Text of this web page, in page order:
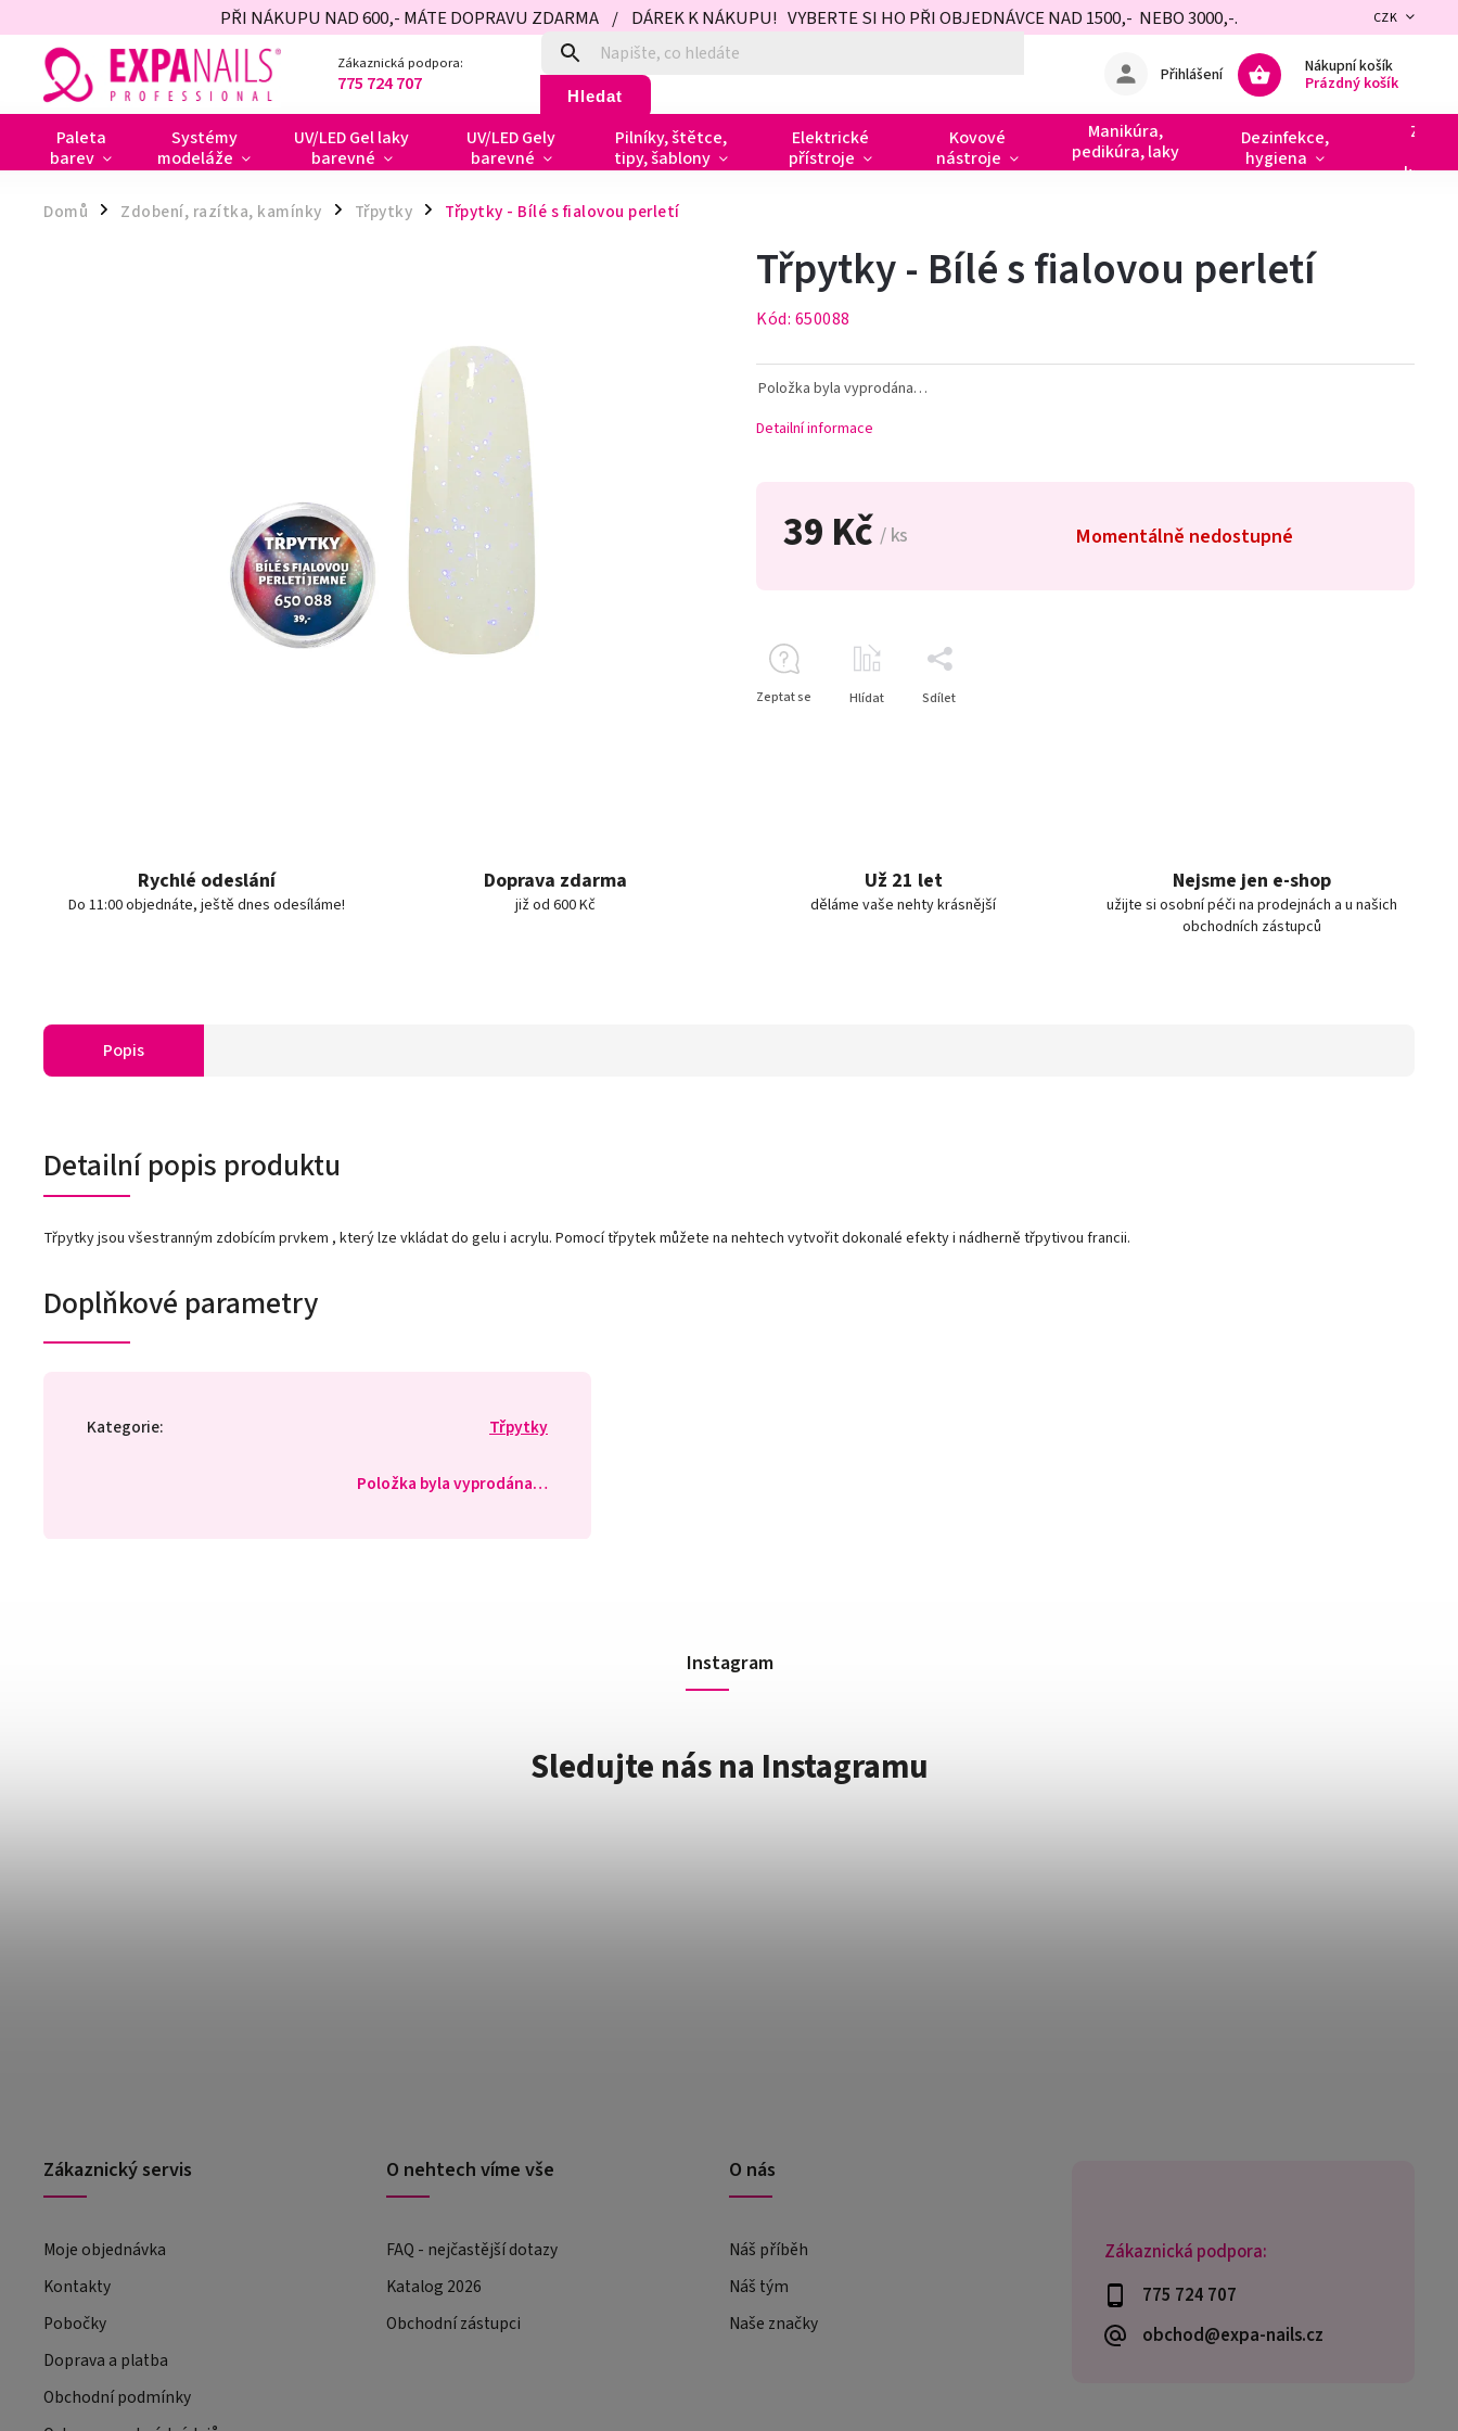
PŘI NÁKUPU NAD 600,- MÁTE DOPRAVU ZDARMA / DÁREK K NÁKUPU! VYBERTE SI HO PŘI OBJEDNÁVCE NAD 1500,- NEBO 3000,-. CZK
Zákaznická podpora:
775 724 707 Hledat
Nákupní košík
Prázdný košík
Přihlášení
Paleta
barev
Systémy
modeláže
UV/LED Gel laky
barevné
UV/LED Gely
barevné
Pilníky, štětce,
tipy, šablony
Elektrické
přístroje
Kovové
nástroje
Manikúra,
pedikúra, laky
Dezinfekce,
hygiena
Domů / Zdobení, razítka, kamínky / Třpytky / Třpytky - Bílé s fialovou perletí
39 Kč/ ks Momentálně nedostupné
Třpytky - Bílé s fialovou perletí
Kód: 650088
Položka byla vyprodána…
Detailní informace
Zeptat se Hlídat Sdílet
Rychlé odeslání
Do 11:00 objednáte, ještě dnes odesíláme!
Doprava zdarma
již od 600 Kč
Už 21 let
děláme vaše nehty krásnější
Nejsme jen e-shop
užijte si osobní péči na prodejnách a u našich
obchodních zástupců
Popis
Detailní popis produktu
Třpytky jsou všestranným zdobícím prvkem , který lze vkládat do gelu i acrylu. Pomocí třpytek můžete na nehtech vytvořit dokonalé efekty i nádherně třpytivou francii.
Doplňkové parametry
Kategorie: Třpytky
Položka byla vyprodána…
Zákaznická podpora:
775 724 707
obchod@expa-nails.cz
Instagram
Sledujte nás na Instagramu
Zákaznický servis
Moje objednávka
Kontakty
Pobočky
Doprava a platba
Obchodní podmínky
O nehtech víme vše
FAQ - nejčastější dotazy
Katalog 2026
Obchodní zástupci
O nás
Náš příběh
Náš tým
Naše značky